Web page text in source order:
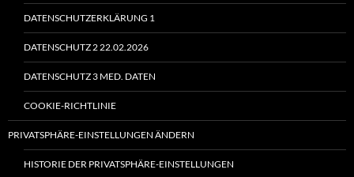
DATENSCHUTZERKLÄRUNG 1
DATENSCHUTZ 2 22.02.2026
DATENSCHUTZ 3 MED. DATEN
COOKIE-RICHTLINIE
PRIVATSPHÄRE-EINSTELLUNGEN ÄNDERN
HISTORIE DER PRIVATSPHÄRE-EINSTELLUNGEN